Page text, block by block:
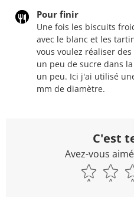
Pour finir
Une fois les biscuits
avec le blanc et les
vous voulez réaliser
un peu de sucre dans
un peu. Ici j'ai utilisé
mm de diamètre.
C'est
Avez-vous